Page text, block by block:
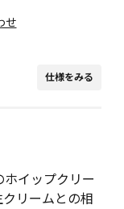
せ
仕様をみる
イップクリー
リームとの相